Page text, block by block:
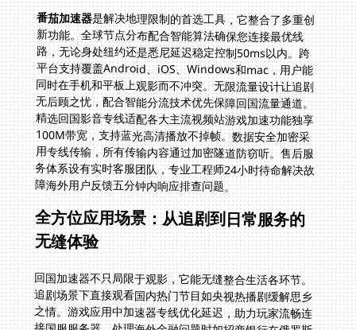
番茄加速器是解决地理限制的首选工具，它整合了多重创
新功能。全球节点分布配合智能算法确保您连接最优线
路，无论身处纽约还是悉尼延迟稳定控制50ms以内。跨
平台支持覆盖Android、iOS、Windows和mac，用户能
同时在手机和平板上观影而不冲突。无限流量设计让追剧
无后顾之忧，配合智能分流技术优先保障回国流量通道。
精选回国影音专线适配各大主流视频站游戏加速功能独享
100M带宽，支持蓝光高清播放不掉帧。数据安全加密采
用专线传输，所有传输内容通过加密隧道防窃听。售后服
务体系设有实时客服团队，专业工程师24小时待命解决故
障海外用户反馈五分钟内响应排查问题。
全方位应用场景：从追剧到日常服务的
无缝体验
回国加速器不只局限于观影，它能无缝整合生活各环节。
追剧场景下直接观看国内热门节目如央视热播剧缓解思乡
之情。游戏应用中加速器专线优化延迟，助力玩家流畅连
接国服服务器。处理海外金融问题时如招商银行在俄罗斯
用不了怎么办番茄的专用节点协助APP恢复正常登录。访
问政务平台时如在韩国用国务院客户端地区限制怎么办通
过智能路由访问无障碍。实际案例显示许多留学生通过优
化网络回看国内球赛直播避免了卡顿困扰。更广泛地解决
海外华人如何解锁国内视频平台的长期痛点提升社区归属